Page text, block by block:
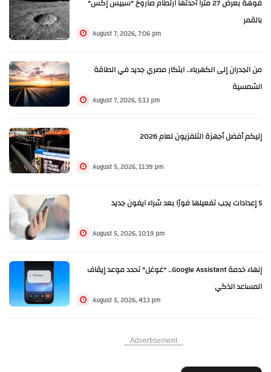
فوهة بعرض 27 متراً أحدثها ارتطام صاروخ "سبيس إكس"
بالقمر
August 7, 2026, 7:06 pm
من الجدران إلى الكهرباء.. ابتكار مصري جديد في الطاقة
الشمسية
August 7, 2026, 5:13 pm
إليكم أفضل أجهزة التلفزيون لعام 2026
August 5, 2026, 11:39 pm
5 إعدادات يجب تفعيلها فورًا بعد شراء آيفون جديد
August 5, 2026, 10:19 pm
إنهاء خدمة Google Assistant.. "غوغل" تحدد موعد إيقاف
المساعد الذكي
August 5, 2026, 4:13 pm
Advertisement